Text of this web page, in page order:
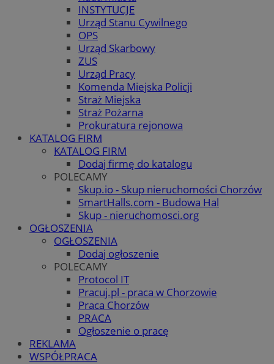
INSTYTUCJE
Urząd Stanu Cywilnego
OPS
Urząd Skarbowy
ZUS
Urząd Pracy
Komenda Miejska Policji
Straż Miejska
Straż Pożarna
Prokuratura rejonowa
KATALOG FIRM
KATALOG FIRM
Dodaj firmę do katalogu
POLECAMY
Skup.io - Skup nieruchomości Chorzów
SmartHalls.com - Budowa Hal
Skup - nieruchomosci.org
OGŁOSZENIA
OGŁOSZENIA
Dodaj ogłoszenie
POLECAMY
Protocol IT
Pracuj.pl - praca w Chorzowie
Praca Chorzów
PRACA
Ogłoszenie o pracę
REKLAMA
WSPÓŁPRACA